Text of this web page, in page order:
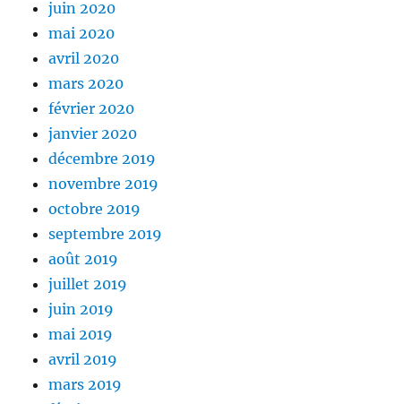
juin 2020
mai 2020
avril 2020
mars 2020
février 2020
janvier 2020
décembre 2019
novembre 2019
octobre 2019
septembre 2019
août 2019
juillet 2019
juin 2019
mai 2019
avril 2019
mars 2019